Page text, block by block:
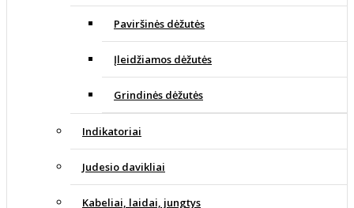
Paviršinės dėžutės
Įleidžiamos dėžutės
Grindinės dėžutės
Indikatoriai
Judesio davikliai
Kabeliai, laidai, jungtys